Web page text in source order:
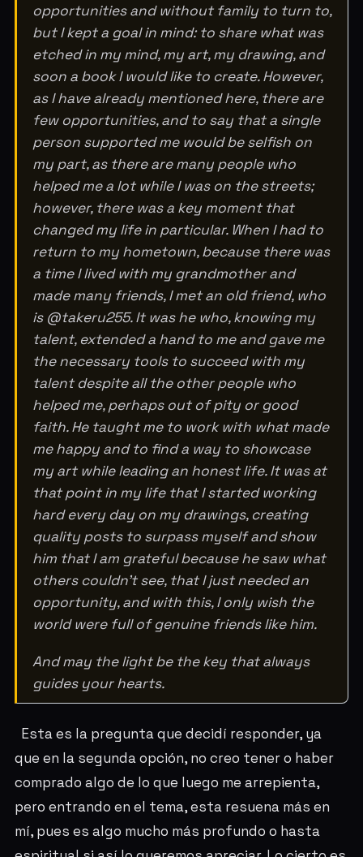
opportunities and without family to turn to,
but I kept a goal in mind: to share what was
etched in my mind, my art, my drawing, and
soon a book I would like to create. However,
as I have already mentioned here, there are
few opportunities, and to say that a single
person supported me would be selfish on
my part, as there are many people who
helped me a lot while I was on the streets;
however, there was a key moment that
changed my life in particular. When I had to
return to my hometown, because there was
a time I lived with my grandmother and
made many friends, I met an old friend, who
is @takeru255. It was he who, knowing my
talent, extended a hand to me and gave me
the necessary tools to succeed with my
talent despite all the other people who
helped me, perhaps out of pity or good
faith. He taught me to work with what made
me happy and to find a way to showcase
my art while leading an honest life. It was at
that point in my life that I started working
hard every day on my drawings, creating
quality posts to surpass myself and show
him that I am grateful because he saw what
others couldn't see, that I just needed an
opportunity, and with this, I only wish the
world were full of genuine friends like him.
And may the light be the key that always
guides your hearts.
Esta es la pregunta que decidí responder, ya
que en la segunda opción, no creo tener o haber
comprado algo de lo que luego me arrepienta,
pero entrando en el tema, esta resuena más en
mí, pues es algo mucho más profundo o hasta